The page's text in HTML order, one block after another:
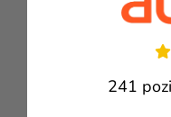
241